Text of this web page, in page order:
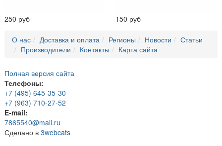
250 руб 150 руб
О нас Доставка и оплата Регионы Новости
Статьи
Производители
Контакты Карта сайта
Полная версия сайта
Телефоны:
+7 (495) 645-35-30
+7 (963) 710-27-52
E-mail:
7865540@mail.ru
Сделано в 3webcats